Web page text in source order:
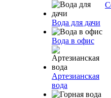
Вода для дачи
Вода в офис
Артезианская
вода